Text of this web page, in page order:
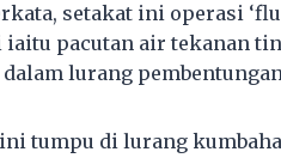
setakat ini operasi
iaitu pacutan air tekanan
dalam lurang
ini tumpu di lurang